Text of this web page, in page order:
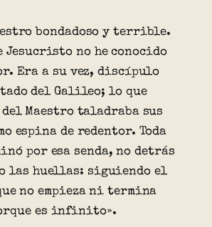
bondadoso y terrible.
Jesucristo no he conocido
Era a su vez, discípulo
del Galileo; lo que
Maestro taladraba sus
espina de redentor. Toda
por esa senda, no detrás
las huellas: siguiendo el
no empieza ni termina
es infinito».